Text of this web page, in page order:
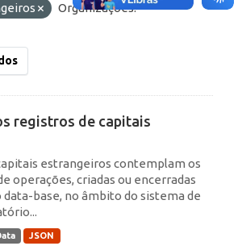
Organizações:
registros de capitais
estrangeiros contemplam os
operações, criadas ou encerradas
data-base, no âmbito do sistema de
JSON